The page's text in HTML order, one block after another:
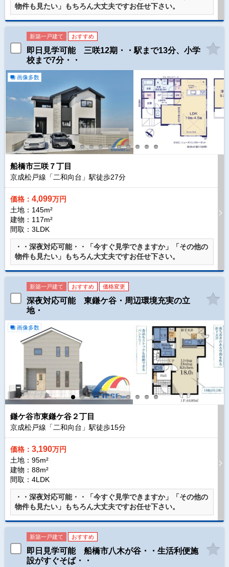
物件も見たい」もちろん大丈夫ですお任せ下さい。
新築一戸建て おすすめ
即日見学可能 三咲12期・・駅まで13分、小学
校まで7分・・
画像多数
船橋市三咲７丁目
京成松戸線「二和向台」駅徒歩27分
価格： 4,099万円
土地：145m²
建物：117m²
間取：3LDK
・・深夜対応可能・・「今すぐ見学できますか」「その他の
物件も見たい」もちろん大丈夫ですお任せ下さい。
新築一戸建て おすすめ 価格変更
深夜対応可能 東鎌ケ谷・周辺環境充実の立
地・
画像多数
鎌ケ谷市東鎌ケ谷２丁目
京成松戸線「二和向台」駅徒歩15分
価格： 3,190万円
土地：95m²
建物：88m²
間取：4LDK
・・深夜対応可能・・「今すぐ見学できますか」「その他の
物件も見たい」もちろん大丈夫ですお任せ下さい。
新築一戸建て おすすめ
即日見学可能 船橋市八木が谷・・生活利便施
設がすぐそば・・